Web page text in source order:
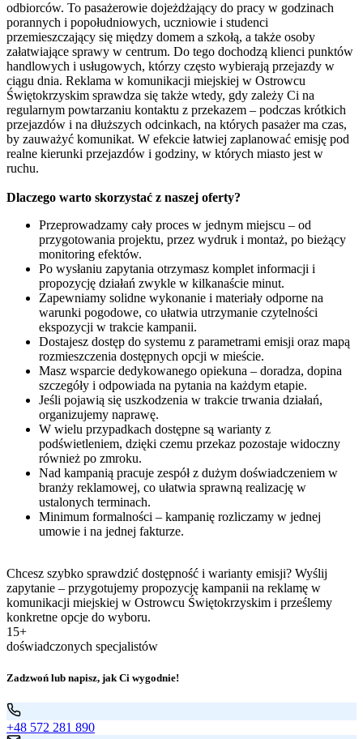
odbiorców. To pasażerowie dojeżdżający do pracy w godzinach
porannych i popołudniowych, uczniowie i studenci
przemieszczający się między domem a szkołą, a także osoby
załatwiające sprawy w centrum. Do tego dochodzą klienci punktów
handlowych i usługowych, którzy często wybierają przejazdy w
ciągu dnia. Reklama w komunikacji miejskiej w Ostrowcu
Świętokrzyskim sprawdza się także wtedy, gdy zależy Ci na
regularnym powtarzaniu kontaktu z przekazem – podczas krótkich
przejazdów i na dłuższych odcinkach, na których pasażer ma czas,
by zauważyć komunikat. W efekcie łatwiej zaplanować emisję pod
realne kierunki przejazdów i godziny, w których miasto jest w
ruchu.
Dlaczego warto skorzystać z naszej oferty?
Przeprowadzamy cały proces w jednym miejscu – od
przygotowania projektu, przez wydruk i montaż, po bieżący
monitoring efektów.
Po wysłaniu zapytania otrzymasz komplet informacji i
propozycję działań zwykle w kilkanaście minut.
Zapewniamy solidne wykonanie i materiały odporne na
warunki pogodowe, co ułatwia utrzymanie czytelności
ekspozycji w trakcie kampanii.
Dostajesz dostęp do systemu z parametrami emisji oraz mapą
rozmieszczenia dostępnych opcji w mieście.
Masz wsparcie dedykowanego opiekuna – doradza, dopina
szczegóły i odpowiada na pytania na każdym etapie.
Jeśli pojawią się uszkodzenia w trakcie trwania działań,
organizujemy naprawę.
W wielu przypadkach dostępne są warianty z
podświetleniem, dzięki czemu przekaz pozostaje widoczny
również po zmroku.
Nad kampanią pracuje zespół z dużym doświadczeniem w
branży reklamowej, co ułatwia sprawną realizację w
ustalonych terminach.
Minimum formalności – kampanię rozliczamy w jednej
umowie i na jednej fakturze.
Chcesz szybko sprawdzić dostępność i warianty emisji? Wyślij
zapytanie – przygotujemy propozycję kampanii na reklamę w
komunikacji miejskiej w Ostrowcu Świętokrzyskim i prześlemy
konkretne opcje do wyboru.
15+
doświadczonych specjalistów
Zadzwoń lub napisz, jak Ci wygodnie!
+48 572 281 890